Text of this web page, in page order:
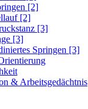
[2]
[2]
[3]
[3]
Springen [3]
& Arbeitsgedächtnis